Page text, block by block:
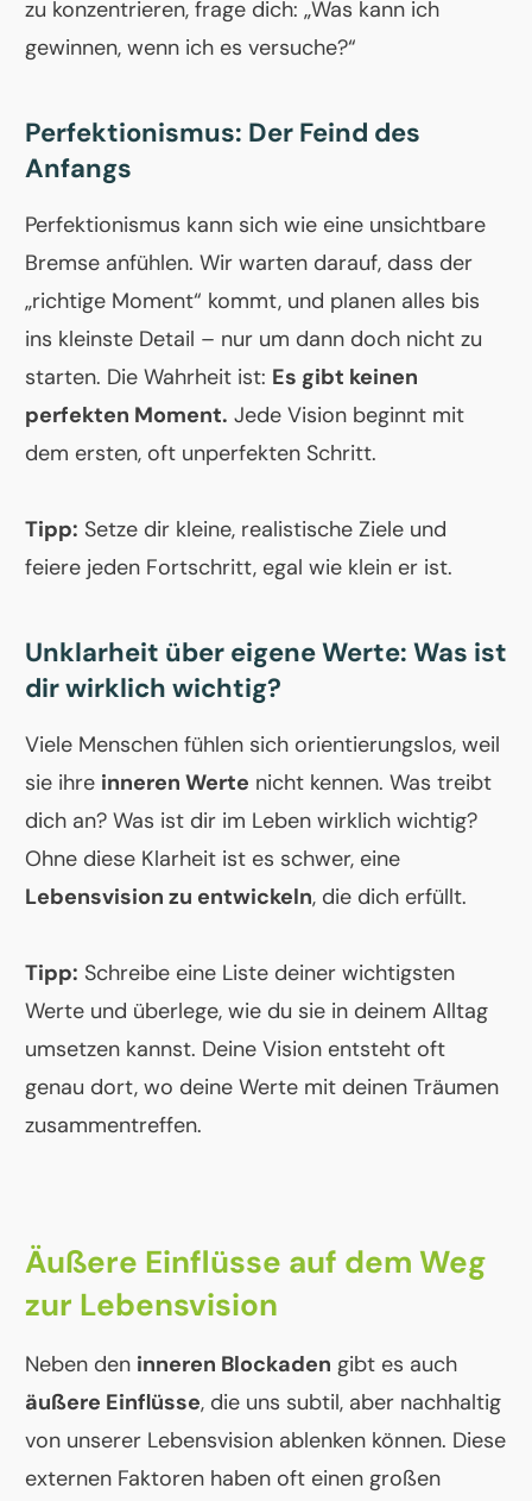
zu konzentrieren, frage dich: „Was kann ich
gewinnen, wenn ich es versuche?“
Perfektionismus: Der Feind des
Anfangs
Perfektionismus kann sich wie eine unsichtbare
Bremse anfühlen. Wir warten darauf, dass der
„richtige Moment“ kommt, und planen alles bis
ins kleinste Detail – nur um dann doch nicht zu
starten. Die Wahrheit ist: Es gibt keinen
perfekten Moment. Jede Vision beginnt mit
dem ersten, oft unperfekten Schritt.
Tipp: Setze dir kleine, realistische Ziele und
feiere jeden Fortschritt, egal wie klein er ist.
Unklarheit über eigene Werte: Was ist
dir wirklich wichtig?
Viele Menschen fühlen sich orientierungslos, weil
sie ihre inneren Werte nicht kennen. Was treibt
dich an? Was ist dir im Leben wirklich wichtig?
Ohne diese Klarheit ist es schwer, eine
Lebensvision zu entwickeln, die dich erfüllt.
Tipp: Schreibe eine Liste deiner wichtigsten
Werte und überlege, wie du sie in deinem Alltag
umsetzen kannst. Deine Vision entsteht oft
genau dort, wo deine Werte mit deinen Träumen
zusammentreffen.
Äußere Einflüsse auf dem Weg
zur Lebensvision
Neben den inneren Blockaden gibt es auch
äußere Einflüsse, die uns subtil, aber nachhaltig
von unserer Lebensvision ablenken können. Diese
externen Faktoren haben oft einen großen